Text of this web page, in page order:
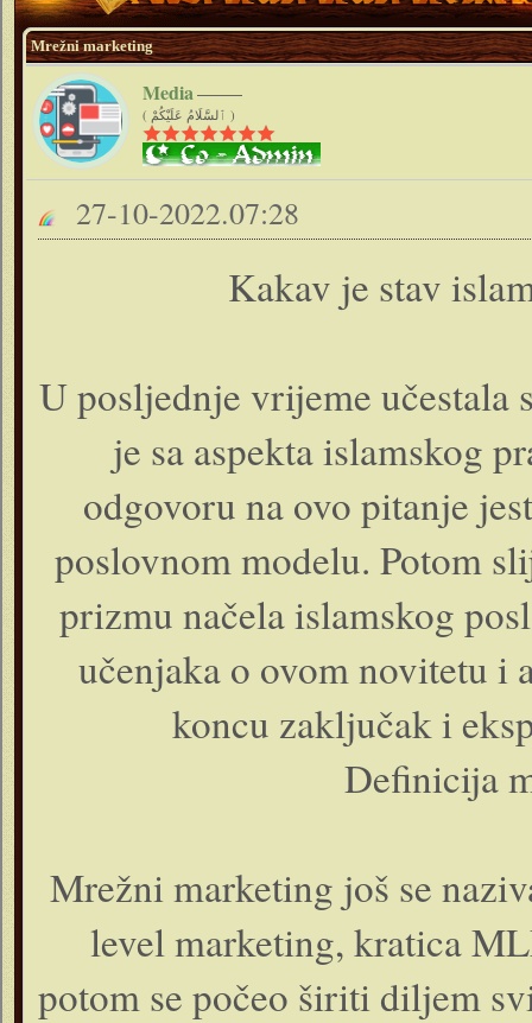
Mrežni marketing
Media
( ٱلسَّلَامُ عَلَيْكُمْ )
27-10-2022.07:28
Kakav je stav
U posljednje vrijeme učestala
je sa aspekta islamskog
odgovoru na ovo pitanje
poslovnom modelu. Potom
prizmu načela islamskog
učenjaka o ovom novitetu i
koncu zaključak i
Definicija
Mrežni marketing još se
level marketing, kratica
potom se počeo širiti diljem